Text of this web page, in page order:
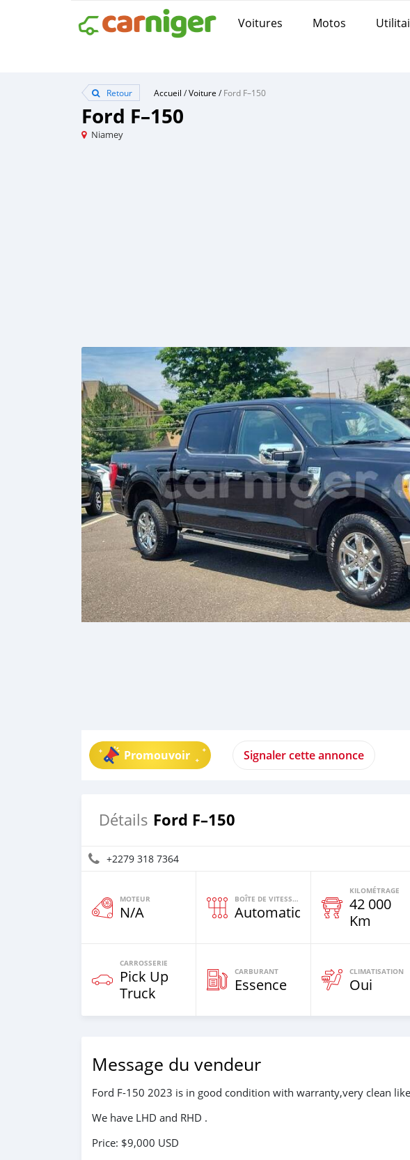
Voitures Motos
Retour Accueil /Voiture /Ford F–150
Ford F–150
Niamey
Promouvoir Signaler cette annonce
Détails Ford F–150
+2279 318 7364
MOTEUR
N/A
BOÎTE DE VITESSES
Automatique
KILOMÉTRAGE
42 000
Km
CARROSSERIE
Pick Up
Truck
CARBURANT
Essence
CLIMATISATION
Oui
Message du vendeur
Ford F-150 2023 is in good condition with warranty,very clean
We have LHD and RHD .
Price: $9,000 USD